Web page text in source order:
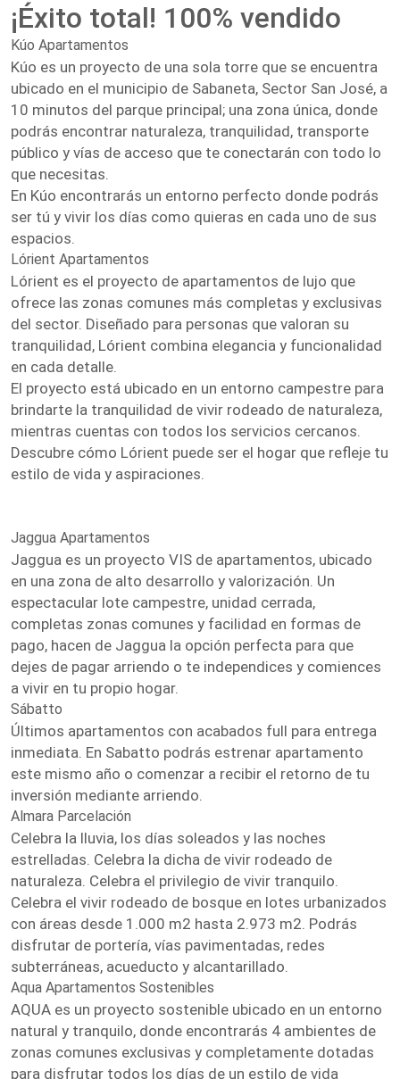
¡Éxito total! 100% vendido
Kúo Apartamentos
Kúo es un proyecto de una sola torre que se encuentra
ubicado en el municipio de Sabaneta, Sector San José, a
10 minutos del parque principal; una zona única, donde
podrás encontrar naturaleza, tranquilidad, transporte
público y vías de acceso que te conectarán con todo lo
que necesitas.
En Kúo encontrarás un entorno perfecto donde podrás
ser tú y vivir los días como quieras en cada uno de sus
espacios.
Lórient Apartamentos
Lórient es el proyecto de apartamentos de lujo que
ofrece las zonas comunes más completas y exclusivas
del sector. Diseñado para personas que valoran su
tranquilidad, Lórient combina elegancia y funcionalidad
en cada detalle.
El proyecto está ubicado en un entorno campestre para
brindarte la tranquilidad de vivir rodeado de naturaleza,
mientras cuentas con todos los servicios cercanos.
Descubre cómo Lórient puede ser el hogar que refleje tu
estilo de vida y aspiraciones.
Jaggua Apartamentos
Jaggua es un proyecto VIS de apartamentos, ubicado
en una zona de alto desarrollo y valorización. Un
espectacular lote campestre, unidad cerrada,
completas zonas comunes y facilidad en formas de
pago, hacen de Jaggua la opción perfecta para que
dejes de pagar arriendo o te independices y comiences
a vivir en tu propio hogar.
Sábatto
Últimos apartamentos con acabados full para entrega
inmediata. En Sabatto podrás estrenar apartamento
este mismo año o comenzar a recibir el retorno de tu
inversión mediante arriendo.
Almara Parcelación
Celebra la lluvia, los días soleados y las noches
estrelladas. Celebra la dicha de vivir rodeado de
naturaleza. Celebra el privilegio de vivir tranquilo.
Celebra el vivir rodeado de bosque en lotes urbanizados
con áreas desde 1.000 m2 hasta 2.973 m2. Podrás
disfrutar de portería, vías pavimentadas, redes
subterráneas, acueducto y alcantarillado.
Aqua Apartamentos Sostenibles
AQUA es un proyecto sostenible ubicado en un entorno
natural y tranquilo, donde encontrarás 4 ambientes de
zonas comunes exclusivas y completamente dotadas
para disfrutar todos los días de un estilo de vida